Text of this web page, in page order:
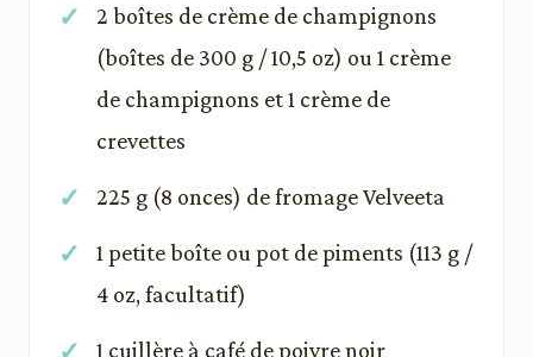
2 boîtes de crème de champignons
(boîtes de 300 g / 10,5 oz) ou 1 crème
de champignons et 1 crème de
crevettes
225 g (8 onces) de fromage Velveeta
1 petite boîte ou pot de piments (113 g /
4 oz, facultatif)
1 cuillère à café de poivre noir